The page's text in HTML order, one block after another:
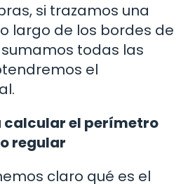
si trazamos una
largo de los bordes de
todas las
el
calcular el perímetro
regular
claro qué es el